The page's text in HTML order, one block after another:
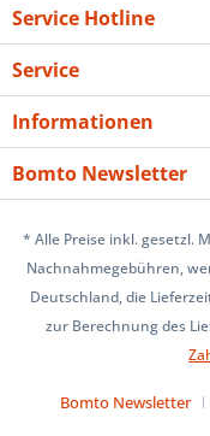
Service Hotline
Service
Informationen
Bomto Newsletter
* Alle Preise inkl. gesetzl.
Nachnahmegebühren,
Deutschland, die
zur Berechnung des
Bomto Newsletter